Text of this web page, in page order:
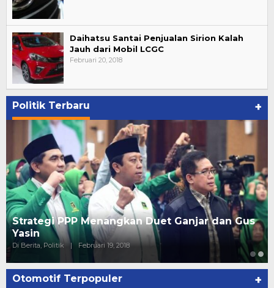
Daihatsu Santai Penjualan Sirion Kalah
Jauh dari Mobil LCGC
Februari 20, 2018
Politik Terbaru +
Strategi PPP Menangkan Duet Ganjar dan Gus
Yasin
Di Berita, Politik | Februari 19, 2018
Otomotif Terpopuler +